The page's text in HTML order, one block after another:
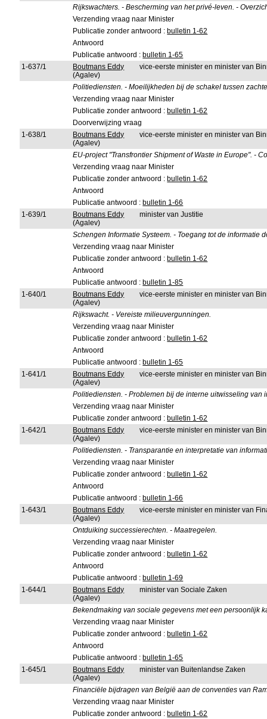
Rijkswachters. - Bescherming van het privé-leven. -
Verzending vraag naar Minister
Publicatie zonder antwoord : bulletin 1-62
Antwoord
Publicatie antwoord : bulletin 1-65
1-637/1
Boutmans Eddy
(Agalev)
vice-eerste minister en minister van
Politiediensten. - Moeilijkheden bij de schakel tussen
Verzending vraag naar Minister
Publicatie zonder antwoord : bulletin 1-62
Doorverwijzing vraag
1-638/1
Boutmans Eddy
(Agalev)
vice-eerste minister en minister van
EU-project "Transfrontier Shipment of Waste in Europe". -
Verzending vraag naar Minister
Publicatie zonder antwoord : bulletin 1-62
Antwoord
Publicatie antwoord : bulletin 1-66
1-639/1
Boutmans Eddy
(Agalev)
minister van Justitie
Schengen Informatie Systeem. - Toegang tot de
Verzending vraag naar Minister
Publicatie zonder antwoord : bulletin 1-62
Antwoord
Publicatie antwoord : bulletin 1-85
1-640/1
Boutmans Eddy
(Agalev)
vice-eerste minister en minister van
Rijkswacht. - Vereiste milieuvergunningen.
Verzending vraag naar Minister
Publicatie zonder antwoord : bulletin 1-62
Antwoord
Publicatie antwoord : bulletin 1-65
1-641/1
Boutmans Eddy
(Agalev)
vice-eerste minister en minister van
Politiediensten. - Problemen bij de interne uitwisseling van
Verzending vraag naar Minister
Publicatie zonder antwoord : bulletin 1-62
1-642/1
Boutmans Eddy
(Agalev)
vice-eerste minister en minister van
Politiediensten. - Transparantie en interpretatie van
Verzending vraag naar Minister
Publicatie zonder antwoord : bulletin 1-62
Antwoord
Publicatie antwoord : bulletin 1-66
1-643/1
Boutmans Eddy
(Agalev)
vice-eerste minister en minister van
Ontduiking successierechten. - Maatregelen.
Verzending vraag naar Minister
Publicatie zonder antwoord : bulletin 1-62
Antwoord
Publicatie antwoord : bulletin 1-69
1-644/1
Boutmans Eddy
(Agalev)
minister van Sociale Zaken
Bekendmaking van sociale gegevens met een persoonlijk
Verzending vraag naar Minister
Publicatie zonder antwoord : bulletin 1-62
Antwoord
Publicatie antwoord : bulletin 1-65
1-645/1
Boutmans Eddy
(Agalev)
minister van Buitenlandse Zaken
Financiële bijdragen van België aan de conventies van
Verzending vraag naar Minister
Publicatie zonder antwoord : bulletin 1-62